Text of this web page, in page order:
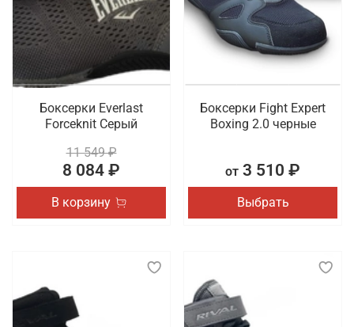
предотвратить травмы и обеспечивает
правильное распределение нагрузки на стопу.
Такая обувь должна быть удобной, легкой и
достаточно универсальной, чтобы подходить для
разных видов физической активности.
Что мы предлагаем на выбор
Обувь имеет такое же повышенное значение в
образе спортсмена, как и одежда. Для создания
комфортных условий во время тренировки или
соревнования важно выбрать для себя идеальную
Также в наличии сланцы и шлепки из коллекций
спортивных брендов.
Где заказать профессиональную
Боксерки Everlast
Forceknit Серый
11 549 ₽
8 084 ₽
В корзину
Боксерки Fight Expert
Boxing 2.0 черные
от 3 510 ₽
Выбрать